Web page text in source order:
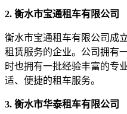
2. 衡水市宝通租车有限公司
衡水市宝通租车有限公司成
租赁服务的企业。公司拥有
时也拥有一批经验丰富的专
适、便捷的租车服务。
3. 衡水市华泰租车有限公司